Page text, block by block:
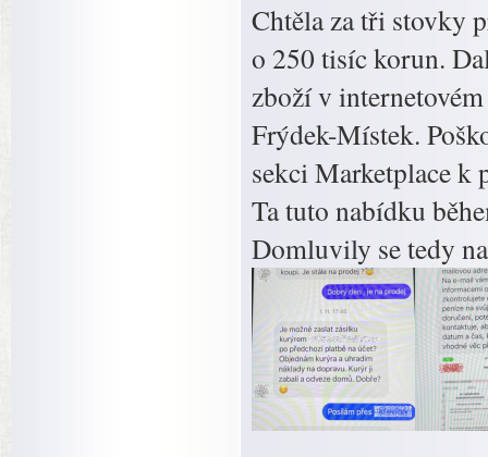
Chtěla za tři stovky
o 250 tisíc korun.
zboží v
Frýdek-Místek.
sekci Marketplace k
Ta tuto nabídku
Domluvily se tedy